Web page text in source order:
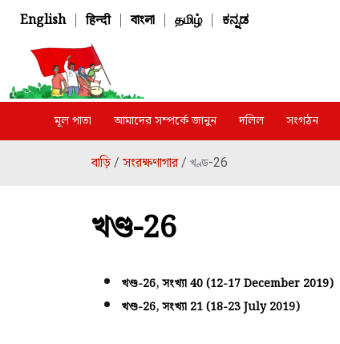
English | हिन्दी | বাংলা | தமிழ் | ಕನ್ನಡ
মূল পাতা আমাদের সম্পর্কে জানুন দলিল সংগঠন
বাড়ি / সংরক্ষণাগার/ খণ্ড-26
খণ্ড-26
খণ্ড-26, সংখ্যা 40 (12-17 December 2019)
খণ্ড-26, সংখ্যা 21 (18-23 July 2019)